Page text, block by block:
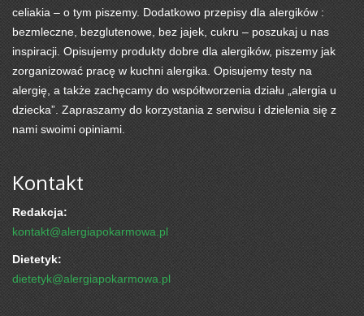
celiakia – o tym piszemy. Dodatkowo przepisy dla alergików :
bezmleczne, bezglutenowe, bez jajek, cukru – poszukaj u nas
inspiracji. Opisujemy produkty dobre dla alergików, piszemy jak
zorganizować pracę w kuchni alergika. Opisujemy testy na
alergię, a także zachęcamy do współtworzenia działu „alergia u
dziecka”. Zapraszamy do korzystania z serwisu i dzielenia się z
nami swoimi opiniami.
Kontakt
Redakcja:
kontakt@alergiapokarmowa.pl
Dietetyk:
dietetyk@alergiapokarmowa.pl